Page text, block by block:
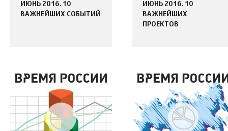
ИЮНЬ 2016. 10
ВАЖНЕЙШИХ СОБЫТИЙ
ИЮНЬ 2016. 10
ВАЖНЕЙШИХ
ПРОЕКТОВ